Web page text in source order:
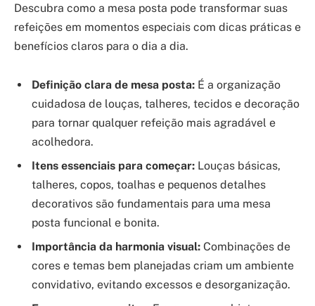
Descubra como a mesa posta pode transformar suas
refeições em momentos especiais com dicas práticas e
benefícios claros para o dia a dia.
Definição clara de mesa posta: É a organização
cuidadosa de louças, talheres, tecidos e decoração
para tornar qualquer refeição mais agradável e
acolhedora.
Itens essenciais para começar: Louças básicas,
talheres, copos, toalhas e pequenos detalhes
decorativos são fundamentais para uma mesa
posta funcional e bonita.
Importância da harmonia visual: Combinações de
cores e temas bem planejadas criam um ambiente
convidativo, evitando excessos e desorganização.